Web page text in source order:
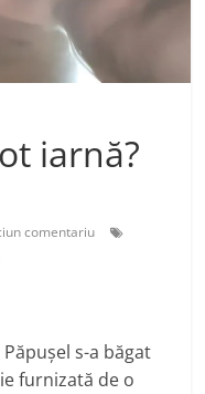
iarnă?
comentariu
s-a băgat
furnizată de o